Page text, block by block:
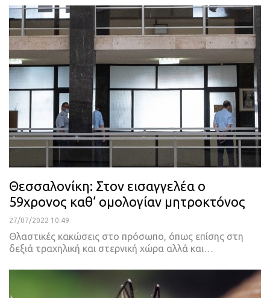
Θεσσαλονίκη: Στον εισαγγελέα ο
59χρονος καθ’ ομολογίαν μητροκτόνος
27/07/2022 10:49
Θλαστικές κακώσεις στο πρόσωπο, όπως επίσης στη
δεξιά τραχηλική και στερνική χώρα αλλά και